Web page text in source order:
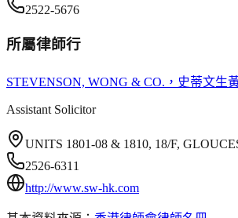
2522-5676
所屬律師行
STEVENSON, WONG & CO. ，史蒂文生
Assistant Solicitor
UNITS 1801-08 & 1810, 18/F,
2526-6311
http://www.sw-hk.com